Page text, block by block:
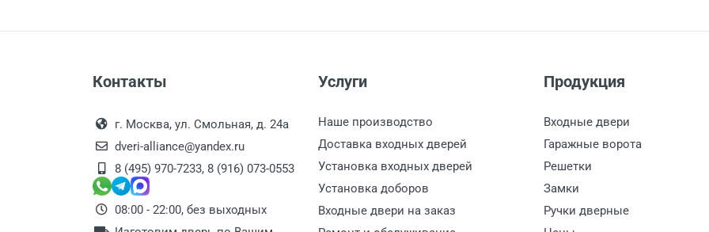
Контакты
г. Москва, ул. Смольная, д. 24а
dveri-alliance@yandex.ru
8 (495) 970-7233, 8 (916) 073-0553
08:00 - 22:00, без выходных
Услуги
Наше производство
Доставка входных дверей
Установка входных дверей
Установка доборов
Входные двери на заказ
Продукция
Входные двери
Гаражные ворота
Решетки
Замки
Ручки дверные